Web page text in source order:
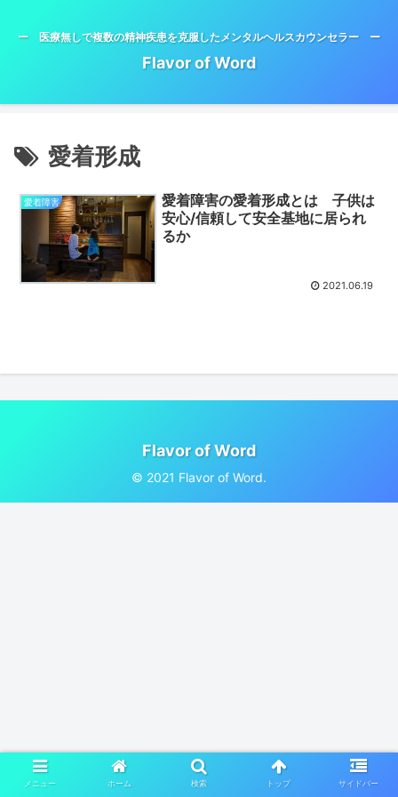
ー 医療無しで複数の精神疾患を克服したメンタルヘルスカウンセラー ー
Flavor of Word
愛着形成
愛着障害
愛着障害の愛着形成とは 子供は
安心/信頼して安全基地に居られ
るか
2021.06.19
Flavor of Word
© 2021 Flavor of Word.
メニュー ホーム 検索 トップ サイドバー